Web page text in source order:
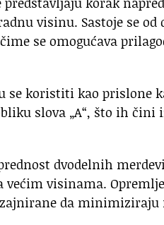
visinu. Sastoje se od
se omogućava
se koristiti kao prislone
slova „A“, što ih
dvodelnih
većim visinama.
da